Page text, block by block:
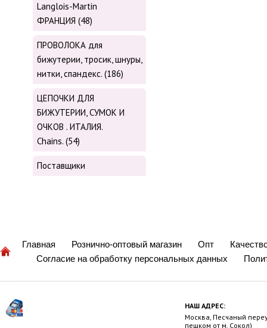
Langlois-Martin
ФРАНЦИЯ (48)
ПРОВОЛОКА для
бижутерии, тросик, шнуры,
нитки, cпандекс. (186)
ЦЕПОЧКИ ДЛЯ
БИЖУТЕРИИ, СУМОК И
ОЧКОВ . ИТАЛИЯ.
Chains. (54)
Поставщики
Главная Рознично-оптовый магазин Опт
Согласие на обработку персональных данных
НАШ АДРЕС:
Москва, Песчаный
пешком от м. Сокол)